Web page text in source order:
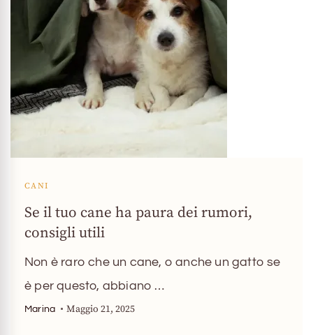
CANI
Se il tuo cane ha paura dei rumori,
consigli utili
Non è raro che un cane, o anche un gatto se
è per questo, abbiano …
Marina Maggio 21, 2025